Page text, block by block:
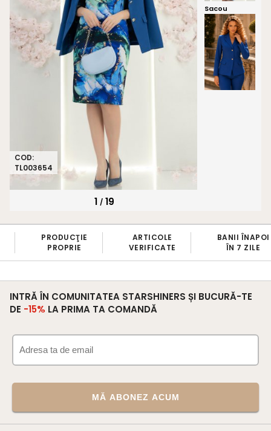
COD:
TL003654
1 /19
Sacou
PRODUCŢIE
PROPRIE
ARTICOLE
VERIFICATE
BANII ÎNAPOI
ÎN 7 ZILE
INTRĂ ÎN COMUNITATEA STARSHINERS ȘI BUCURĂ-TE
DE -15% LA PRIMA TA COMANDĂ
MĂ ABONEZ ACUM